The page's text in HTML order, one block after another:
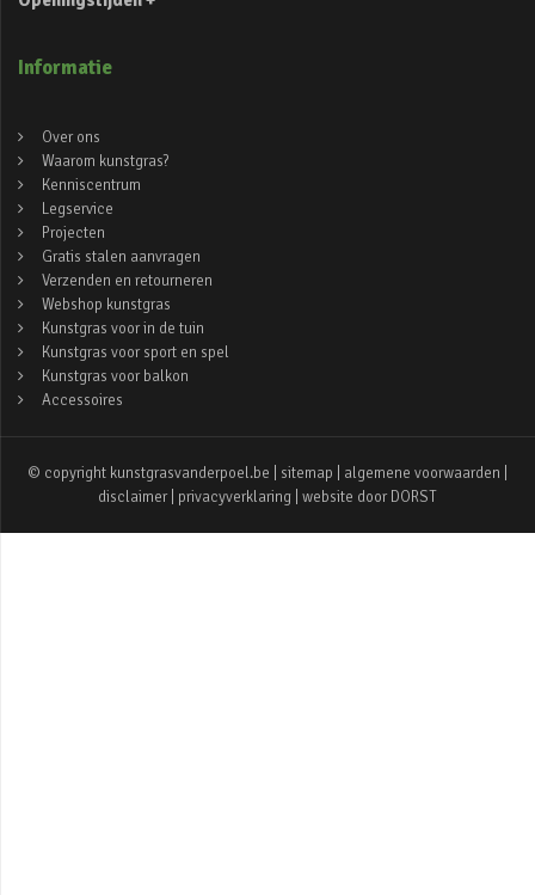
Informatie
Over ons
Waarom kunstgras?
Kenniscentrum
Legservice
Projecten
Gratis stalen aanvragen
Verzenden en retourneren
Webshop kunstgras
Kunstgras voor in de tuin
Kunstgras voor sport en spel
Kunstgras voor balkon
Accessoires
© copyright kunstgrasvanderpoel.be | sitemap algemene voorwaarden
disclaimer
privacyverklaring | website door DORST